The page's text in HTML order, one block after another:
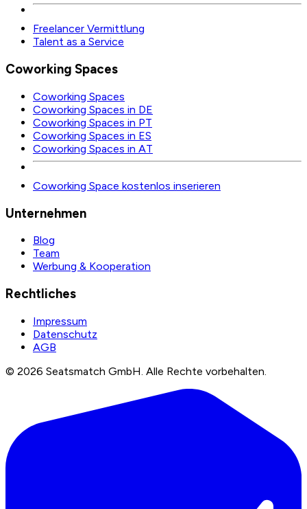
Freelancer Vermittlung
Talent as a Service
Coworking Spaces
Coworking Spaces
Coworking Spaces in DE
Coworking Spaces in PT
Coworking Spaces in ES
Coworking Spaces in AT
Coworking Space kostenlos inserieren
Unternehmen
Blog
Team
Werbung & Kooperation
Rechtliches
Impressum
Datenschutz
AGB
© 2026 Seatsmatch GmbH. Alle Rechte vorbehalten.